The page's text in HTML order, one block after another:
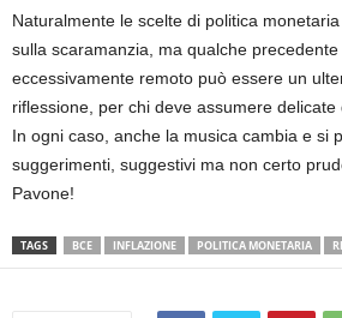
Naturalmente le scelte di politica
sulla scaramanzia, ma qualche
eccessivamente remoto può essere un
riflessione, per chi deve assumere delicate
In ogni caso, anche la musica cambia e si
suggerimenti, suggestivi ma non certo
Pavone!
TAGS BCE INFLAZIONE POLITICA MONETARIA